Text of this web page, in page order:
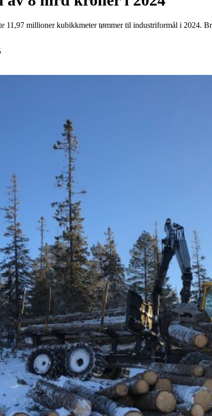
11,97 millioner kubikkmeter tømmer til industriformål i 2024.